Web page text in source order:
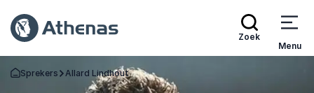
Zoek
Menu
Terug naar de startpagina
Sprekers Allard Lindhout